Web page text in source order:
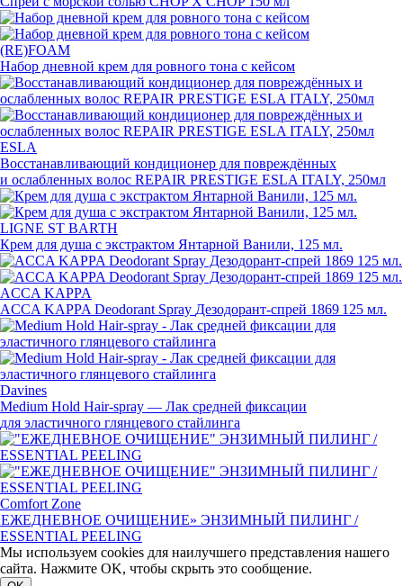
(RE)FOAM
Набор дневной крем для ровного тона с кейсом
ESLA
Восстанавливающий кондиционер для повреждённых
и ослабленных волос REPAIR PRESTIGE ESLA ITALY, 250мл
LIGNE ST BARTH
Крем для душа с экстрактом Янтарной Ванили, 125 мл.
ACCA KAPPA
ACCA KAPPA Deodorant Spray Дезодорант-спрей 1869 125 мл.
Davines
Medium Hold Hair-spray — Лак средней фиксации
для эластичного глянцевого стайлинга
Comfort Zone
ЕЖЕДНЕВНОЕ ОЧИЩЕНИЕ» ЭНЗИМНЫЙ ПИЛИНГ /
ESSENTIAL PEELING
Мы используем cookies для наилучшего представления нашего
сайта. Нажмите OK, чтобы скрыть это сообщение.